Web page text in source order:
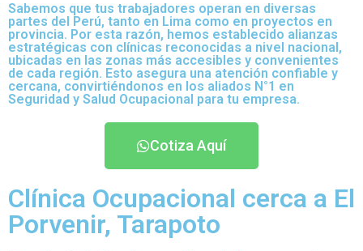
Sabemos que tus trabajadores operan en diversas
partes del Perú, tanto en Lima como en proyectos en
provincia. Por esta razón, hemos establecido alianzas
estratégicas con clínicas reconocidas a nivel nacional,
ubicadas en las zonas más accesibles y convenientes
de cada región. Esto asegura una atención confiable y
cercana, convirtiéndonos en los aliados N°1 en
Seguridad y Salud Ocupacional para tu empresa.
Cotiza Aquí
Clínica Ocupacional cerca a El
Porvenir, Tarapoto